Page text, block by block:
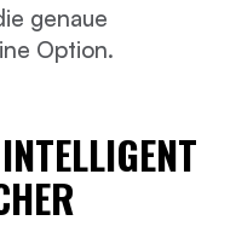
genaue
Option.